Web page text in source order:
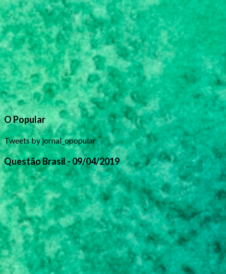
O Popular
Tweets by jornal_opopular
Questão Brasil - 09/04/2019